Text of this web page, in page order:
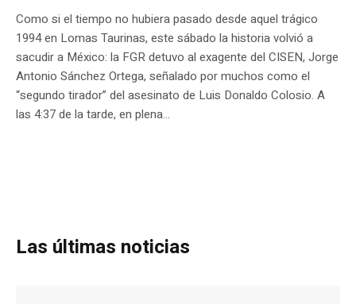
Como si el tiempo no hubiera pasado desde aquel trágico
1994 en Lomas Taurinas, este sábado la historia volvió a
sacudir a México: la FGR detuvo al exagente del CISEN, Jorge
Antonio Sánchez Ortega, señalado por muchos como el
“segundo tirador” del asesinato de Luis Donaldo Colosio. A
las 4:37 de la tarde, en plena...
Las últimas noticias